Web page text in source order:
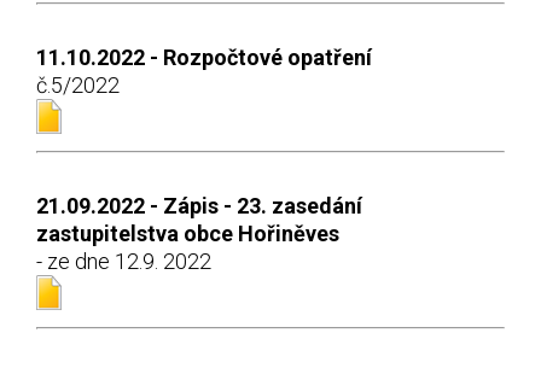
11.10.2022 - Rozpočtové opatření
č.5/2022
21.09.2022 - Zápis - 23. zasedání
zastupitelstva obce Hořiněves
- ze dne 12.9. 2022